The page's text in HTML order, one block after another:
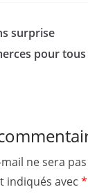
l g
er
surprise
pour
ne sera
indiqués avec *